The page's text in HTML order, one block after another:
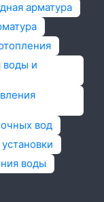
арматура
воды и
вод
воды